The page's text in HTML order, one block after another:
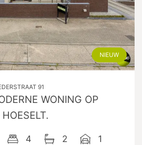
NIEUW
91
WONING OP
4 2 1